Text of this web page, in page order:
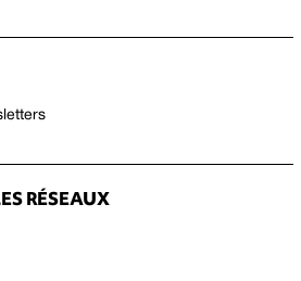
RÉSEAUX